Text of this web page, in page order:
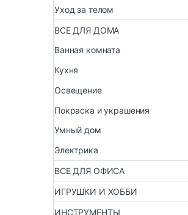
Уход за телом
ВСЕ ДЛЯ ДОМА
Ванная комната
Кухня
Освещение
Покраска и украшения
Умный дом
Электрика
ВСЕ ДЛЯ ОФИСА
ИГРУШКИ И ХОББИ
ИНСТРУМЕНТЫ